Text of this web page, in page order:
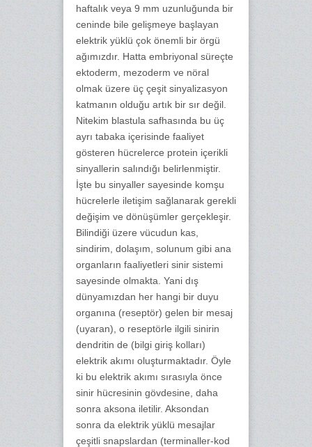
haftalık veya 9 mm uzunluğunda bir
ceninde bile gelişmeye başlayan
elektrik yüklü çok önemli bir örgü
ağımızdır. Hatta embriyonal süreçte
ektoderm, mezoderm ve nöral
olmak üzere üç çeşit sinyalizasyon
katmanın olduğu artık bir sır değil.
Nitekim blastula safhasında bu üç
ayrı tabaka içerisinde faaliyet
gösteren hücrelerce protein içerikli
sinyallerin salındığı belirlenmiştir.
İşte bu sinyaller sayesinde komşu
hücrelerle iletişim sağlanarak gerekli
değişim ve dönüşümler gerçekleşir.
Bilindiği üzere vücudun kas,
sindirim, dolaşım, solunum gibi ana
organların faaliyetleri sinir sistemi
sayesinde olmakta. Yani dış
dünyamızdan her hangi bir duyu
organına (reseptör) gelen bir mesaj
(uyaran), o reseptörle ilgili sinirin
dendritin de (bilgi giriş kolları)
elektrik akımı oluşturmaktadır. Öyle
ki bu elektrik akımı sırasıyla önce
sinir hücresinin gövdesine, daha
sonra aksona iletilir. Aksondan
sonra da elektrik yüklü mesajlar
çeşitli snapslardan (terminaller-kod